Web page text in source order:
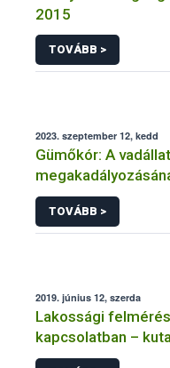
2015
TOVÁBB >
2023. szeptember 12, kedd
Gümőkór: A
szarvasmarha-
TOVÁBB >
2019. június 12, szerda
Lakossági
kapcsolatban –